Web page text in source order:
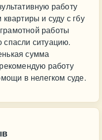
работу
и суду с гбу
работы
ситуацию.
сумма
работу
в нелегком суде.